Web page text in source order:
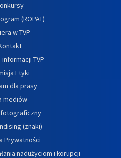
(ROPAT)
w TVP
informacji TVP
Etyki
dla prasy
mediów
(znaki)
Prywatności
nadużyciom i korupcji